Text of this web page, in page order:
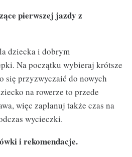
pierwszej jazdy z
dziecka i dobrym
Na początku wybieraj krótsze
się przyzwyczaić do nowych
na rowerze to przede
więc zaplanuj także czas na
wycieczki.
i rekomendacje.